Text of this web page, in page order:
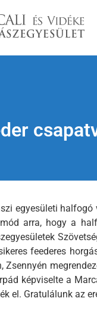
egyesületi
arra, hogy a
feederes
Zsennyén
képviselte a
el. Gratulálunk az